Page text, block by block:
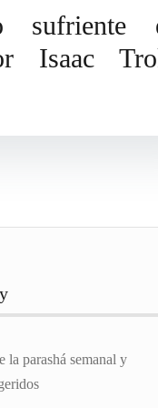
sufriente
Isaac
la parashá semanal y